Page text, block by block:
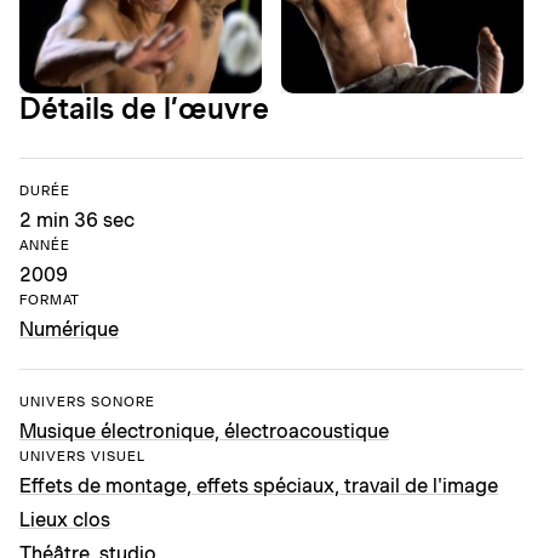
Détails de l’œuvre
DURÉE
2 min 36 sec
ANNÉE
2009
FORMAT
Numérique
UNIVERS SONORE
Musique électronique, électroacoustique
UNIVERS VISUEL
Effets de montage, effets spéciaux, travail de l'image
Lieux clos